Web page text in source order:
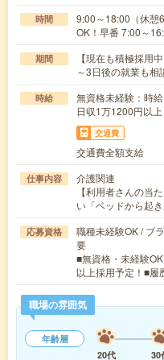
時間
9:00～18:00（休憩
OK！早番 7:00～
期間
【現在も積極採用
～3日後の就業も相
時給
無資格未経験：
日収1万1200円以上
交通費
交通費全額支給
仕事内容
介護関連
【利用者さんの当
い「ベッドから起
応募資格
職種未経験OK / ブ
要
■無資格・未経験
以上採用予定！■
職場の雰囲気
年齢層
20代
30